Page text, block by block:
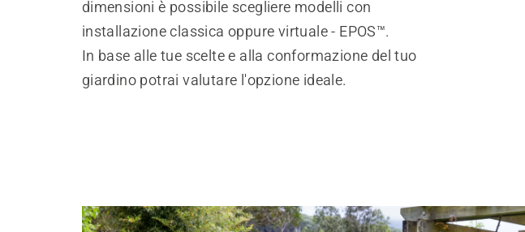
dimensioni è possibile scegliere modelli con
installazione classica oppure virtuale - EPOS™.
In base alle tue scelte e alla conformazione del tuo
giardino potrai valutare l'opzione ideale.